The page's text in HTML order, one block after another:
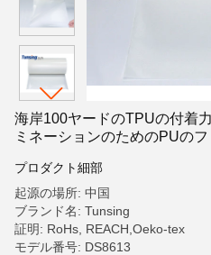
海岸100ヤードのTPUの付着
ミネーションのためのPUのフ
プロダクト細部
起源の場所: 中国
ブランド名: Tunsing
証明: RoHs, REACH,Oeko-tex
モデル番号: DS8613